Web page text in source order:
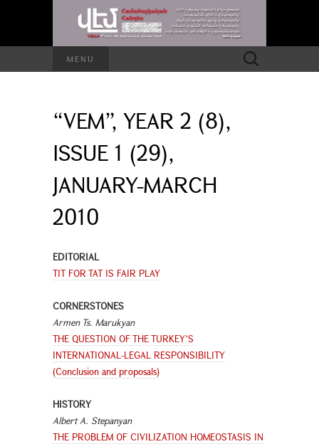
MENU
Search
for:
“VEM”, YEAR 2 (8),
ISSUE 1 (29),
JANUARY-MARCH
2010
EDITORIAL
TIT FOR TAT IS FAIR PLAY
CORNERSTONES
Armen Ts. Marukyan
THE QUESTION OF THE TURKEY’S
INTERNATIONAL-LEGAL RESPONSIBILITY
(Conclusion and proposals)
HISTORY
Albert A. Stepanyan
THE PROBLEM OF CIVILIZATION HOMEOSTASIS IN